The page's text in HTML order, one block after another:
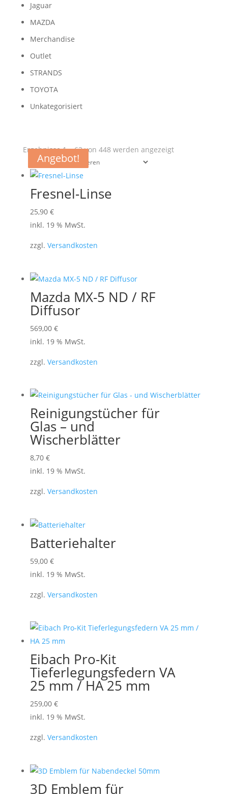
Jaguar
MAZDA
Merchandise
Outlet
STRANDS
TOYOTA
Unkategorisiert
Ergebnisse 1 – 62 von 448 werden angezeigtNach
Fresnel-Linse
25,90 €
inkl. 19 % MwSt.
zzgl. Versandkosten
Mazda MX-5 ND / RF
Diffusor
569,00 €
inkl. 19 % MwSt.
zzgl. Versandkosten
Reinigungstücher für
Glas – und
Wischerblätter
8,70 €
inkl. 19 % MwSt.
zzgl. Versandkosten
Batteriehalter
59,00 €
inkl. 19 % MwSt.
zzgl. Versandkosten
Eibach Pro-Kit
Tieferlegungsfedern VA
25 mm / HA 25 mm
259,00 €
inkl. 19 % MwSt.
zzgl. Versandkosten
3D Emblem für
Angebot!
Angebot!
Angebot!
Angebot!